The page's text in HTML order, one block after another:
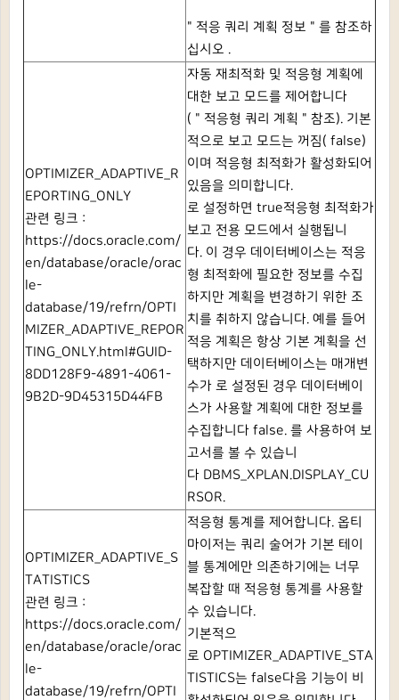
" 적응 쿼리 계획 정보 " 를 참조하
십시오 .
OPTIMIZER_ADAPTIVE_R
EPORTING_ONLY
관련 링크 :
https://docs.oracle.com/
en/database/oracle/orac
le-
database/19/refrn/OPTI
MIZER_ADAPTIVE_REPOR
TING_ONLY.html#GUID-
8DD128F9-4891-4061-
9B2D-9D45315D44FB
자동 재최적화 및 적응형 계획에
대한 보고 모드를 제어합니다
( " 적응형 쿼리 계획 " 참조). 기본
적으로 보고 모드는 꺼짐( false)
이며 적응형 최적화가 활성화되어
있음을 의미합니다.
로 설정하면 true적응형 최적화가
보고 전용 모드에서 실행됩니
다. 이 경우 데이터베이스는 적응
형 최적화에 필요한 정보를 수집
하지만 계획을 변경하기 위한 조
치를 취하지 않습니다. 예를 들어
적응 계획은 항상 기본 계획을 선
택하지만 데이터베이스는 매개변
수가 로 설정된 경우 데이터베이
스가 사용할 계획에 대한 정보를
수집합니다 false. 를 사용하여 보
고서를 볼 수 있습니
다 DBMS_XPLAN.DISPLAY_CU
RSOR.
OPTIMIZER_ADAPTIVE_S
TATISTICS
관련 링크 :
https://docs.oracle.com/
en/database/oracle/orac
le-
database/19/refrn/OPTI
적응형 통계를 제어합니다. 옵티
마이저는 쿼리 술어가 기본 테이
블 통계에만 의존하기에는 너무
복잡할 때 적응형 통계를 사용할
수 있습니다.
기본적으
로 OPTIMIZER_ADAPTIVE_STA
TISTICS는 false다음 기능이 비